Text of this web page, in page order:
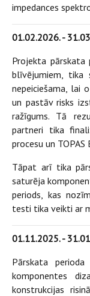
impedances
‍01.02.2026. -
Projekta
blīvējumiem, tika
nepeiciešama, lai
un pastāv risks
ražīgums. Tā
partneri tika
procesu un
Tāpat arī tika
saturēja
periods, kas
testi tika veikti ar
‍01.11.2025. -
Pārskata
komponentes
konstrukcijas